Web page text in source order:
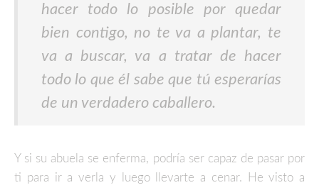
hacer todo lo posible por quedar
bien contigo, no te va a plantar, te
va a buscar, va a tratar de hacer
todo lo que él sabe que tú esperarías
de un verdadero caballero.
Y si su abuela se enferma, podría ser capaz de pasar por
ti para ir a verla y luego llevarte a cenar. He visto a